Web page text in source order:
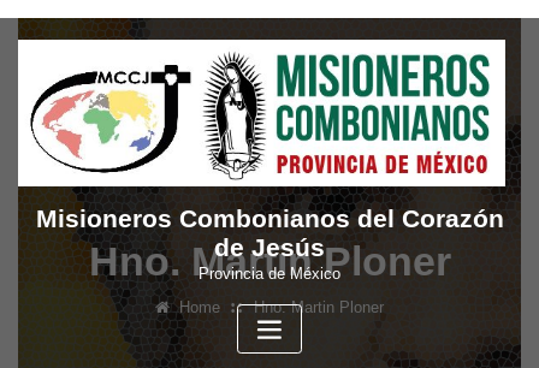
Skip
content
Misioneros Combonianos del Corazón
de Jesús
Provincia de México
Hno. Martin Ploner
Home Hno. Martin Ploner